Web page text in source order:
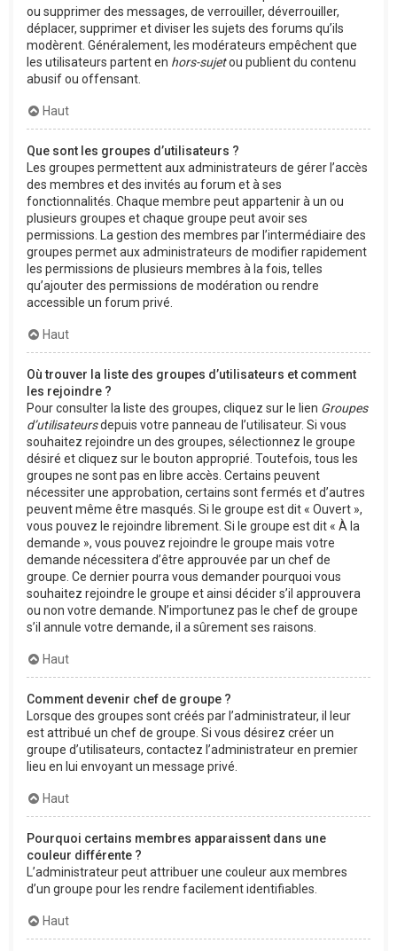
ou supprimer des messages, de verrouiller, déverrouiller,
déplacer, supprimer et diviser les sujets des forums qu’ils
modèrent. Généralement, les modérateurs empêchent que
les utilisateurs partent en hors-sujetou publient du contenu
abusif ou offensant.
Haut
Que sont les groupes d’utilisateurs ?
Les groupes permettent aux administrateurs de gérer l’accès
des membres et des invités au forum et à ses
fonctionnalités. Chaque membre peut appartenir à un ou
plusieurs groupes et chaque groupe peut avoir ses
permissions. La gestion des membres par l’intermédiaire des
groupes permet aux administrateurs de modifier rapidement
les permissions de plusieurs membres à la fois, telles
qu’ajouter des permissions de modération ou rendre
accessible un forum privé.
Haut
Où trouver la liste des groupes d’utilisateurs et comment
les rejoindre ?
Pour consulter la liste des groupes, cliquez sur le lien Groupes
d’utilisateursdepuis votre panneau de l’utilisateur. Si vous
souhaitez rejoindre un des groupes, sélectionnez le groupe
désiré et cliquez sur le bouton approprié. Toutefois, tous les
groupes ne sont pas en libre accès. Certains peuvent
nécessiter une approbation, certains sont fermés et d’autres
peuvent même être masqués. Si le groupe est dit « Ouvert »,
vous pouvez le rejoindre librement. Si le groupe est dit « À la
demande », vous pouvez rejoindre le groupe mais votre
demande nécessitera d’être approuvée par un chef de
groupe. Ce dernier pourra vous demander pourquoi vous
souhaitez rejoindre le groupe et ainsi décider s’il approuvera
ou non votre demande. N’importunez pas le chef de groupe
s’il annule votre demande, il a sûrement ses raisons.
Haut
Comment devenir chef de groupe ?
Lorsque des groupes sont créés par l’administrateur, il leur
est attribué un chef de groupe. Si vous désirez créer un
groupe d’utilisateurs, contactez l’administrateur en premier
lieu en lui envoyant un message privé.
Haut
Pourquoi certains membres apparaissent dans une
couleur différente ?
L’administrateur peut attribuer une couleur aux membres
d’un groupe pour les rendre facilement identifiables.
Haut